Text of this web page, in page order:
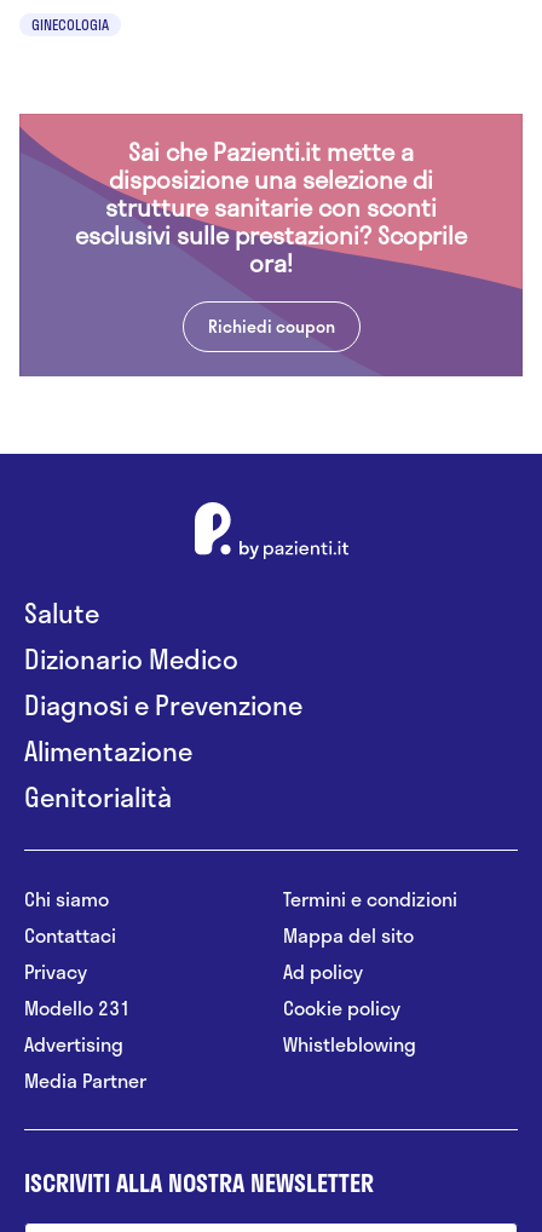
GINECOLOGIA
Sai che Pazienti.it mette a
disposizione una selezione di
strutture sanitarie con sconti
esclusivi sulle prestazioni? Scoprile
ora!
Richiedi coupon
Salute
Dizionario Medico
Diagnosi e Prevenzione
Alimentazione
Genitorialità
Chi siamo
Contattaci
Privacy
Modello 231
Advertising
Media Partner
Termini e condizioni
Mappa del sito
Ad policy
Cookie policy
Whistleblowing
ISCRIVITI ALLA NOSTRA NEWSLETTER